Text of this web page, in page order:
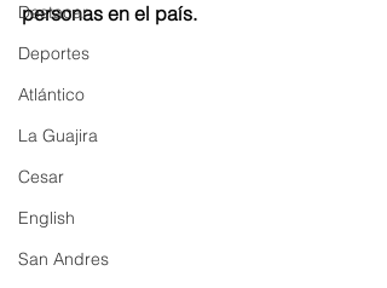
Destacar
Deportes
Atlántico
La Guajira
Cesar
English
San Andres
personas en el país.